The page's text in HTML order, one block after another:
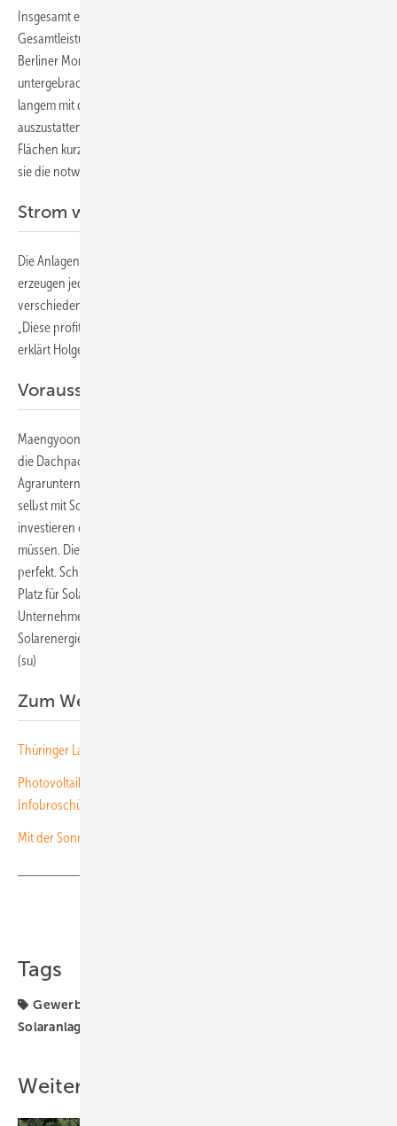
Insgesamt etwa 6.600 Solarmodule von Q Cells mit einer
Gesamtleistung von zwei Megawatt haben die Handwerker des
Berliner Montageunternehmens Securenergy auf den Dächern
untergebracht. Da die Agrargenossenschaften sich zwar schon seit
langem mit dem Gedanken trägt, die Dächer mit Photovoltaik
auszustatten, aber sich um die Anlagen nicht kümmern will, hat sie die
Flächen kurzerhand verpachtet. Mit den Pachteinnahmen finanziert
sie die notwendige Sanierung der Dächer ihrer Gebäude.
Strom wird direkt vermarktet
Die Anlagen werden von unterschiedlichen Investoren betrieben. Sie
erzeugen jedes Jahr etwa 1.900 Megawattstunden, die von den
verschiedenen Anlagenbetreibern direkt ins Netz eingespeist werden.
„Diese profitieren durch die Direktvermarktung von den Einnahmen”,
erklärt Holger Stabernack, Geschäftsführer von Securenergy.
Voraussetzungen sind gut
Maengyoon Kim, Vertriebsleiter von Q Cells sieht solche Modelle wie
die Dachpacht oder das Contracting als eine gute Möglichkeit für
Agrarunternehmen, aber auch für mittelständische Betriebe, sich
selbst mit Solarstrom zu versorgen, ohne in die Anlagentechnik
investieren oder sich um den Betrieb der Generatoren kümmern zu
müssen. Die Voraussetzungen in der Landwirtschaft dafür sind
perfekt. Schließlich sind hier große Dachflächen vorhanden – viel
Platz für Solarmodule. „Wir freuen uns darüber, dass immer mehr
Unternehmen – gerade auch aus dem Agrarbereich – den Nutzen der
Solarenergie für ihr Geschäft erkennen und gezielt einsetzen”, sagt er.
(su)
Zum Weiterlesen:
Thüringer Landwirt verbindet Weidewirtschaft mit Photovoltaik
Photovoltaik in der Landwirtschaft: PV Austria veröffentlicht
Infobroschüre
Mit der Sonne sparen
Tags
Gewerbe & Kommune
Solaranlage
Weitere Inhalte